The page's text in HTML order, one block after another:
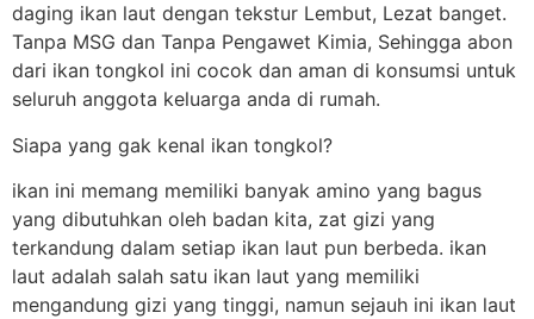
daging ikan laut dengan tekstur Lembut, Lezat banget.
Tanpa MSG dan Tanpa Pengawet Kimia, Sehingga abon
dari ikan tongkol ini cocok dan aman di konsumsi untuk
seluruh anggota keluarga anda di rumah.
Siapa yang gak kenal ikan tongkol?
ikan ini memang memiliki banyak amino yang bagus
yang dibutuhkan oleh badan kita, zat gizi yang
terkandung dalam setiap ikan laut pun berbeda. ikan
laut adalah salah satu ikan laut yang memiliki
mengandung gizi yang tinggi, namun sejauh ini ikan laut